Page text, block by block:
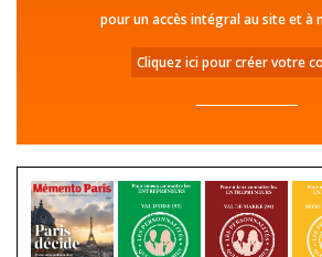
pour un accès intégral au site et à
Cliquez ici pour créer votre